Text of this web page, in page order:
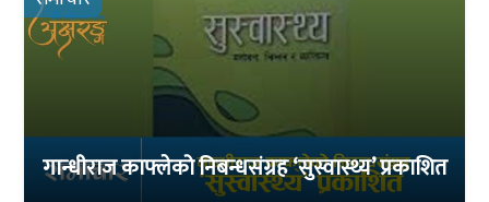
गान्धीराज काफ्लेको निबन्धसंग्रह ‘सुस्वास्थ्य’ प्रकाशित